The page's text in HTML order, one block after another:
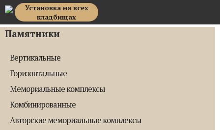
Top Memorial
Установка на всех
кладбищах
Памятники
Вертикальные
Горизонтальные
Мемориальные комплексы
Комбинированные
Авторские мемориальные комплексы